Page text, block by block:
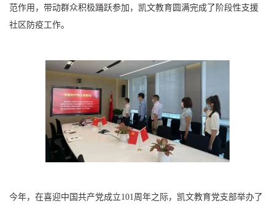
范作用，带动群众积极踊跃参加，凯文教育圆满完成了阶段性支援
社区防疫工作。
今年，在喜迎中国共产党成立101周年之际，凯文教育党支部举办了